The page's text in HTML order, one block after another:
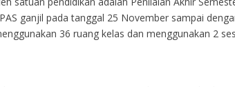
ganjil pada tanggal 25 November sampai
36 ruang kelas dan menggunakan 2